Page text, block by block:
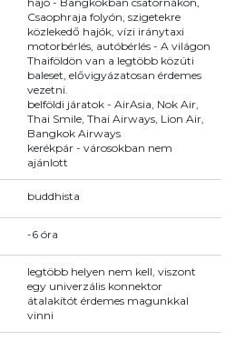
Csaophraja folyón, szigetekre
közlekedő hajók, vízi iránytaxi
motorbérlés, autóbérlés - A világon
Thaiföldön van a legtöbb közúti
baleset, elővigyázatosan érdemes
vezetni.
belföldi járatok - AirAsia, Nok Air,
Thai Smile, Thai Airways, Lion Air,
Bangkok Airways
kerékpár - városokban nem
ajánlott
buddhista
-6 óra
legtöbb helyen nem kell, viszont
egy univerzális konnektor
átalakítót érdemes magunkkal
vinni